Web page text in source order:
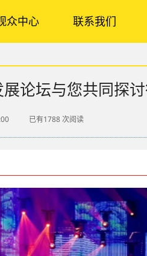
众中心 联系我们
论坛与您共同探讨
已有1788次阅读